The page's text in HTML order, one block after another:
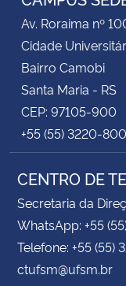
Av. Roraima nº
Cidade
Bairro Camobi
Santa Maria - RS
CEP: 97105-900
+55 (55) 3220-
CENTRO DE
Secretaria da
WhatsApp: +55
Telefone: +55 (55)
ctufsm@ufsm.br